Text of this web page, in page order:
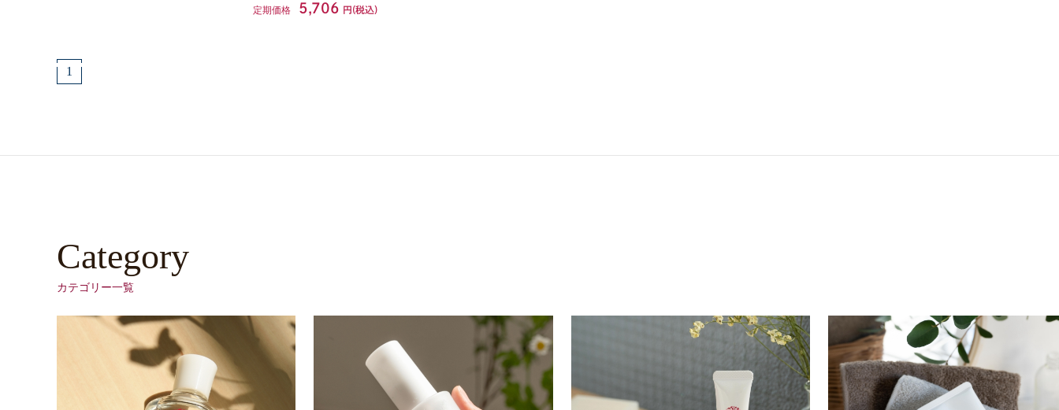
定期価格 5,706 円(税込)
1
Category
カテゴリー一覧